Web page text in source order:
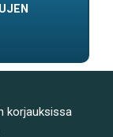
korjauksissa